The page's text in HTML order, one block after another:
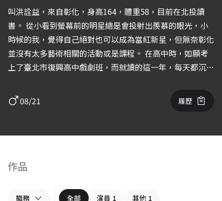
叫洪詮益，來自彰化，身高164，體重58，目前在北投讀
書。 從小看到螢幕前的明星總是會投射出羨慕的眼光，小
時候的我，覺得自己絕對也可以成為當紅新星，但無奈彰化
並沒有太多藝術相關的活動或是課程。 在高中時，如願考
上了臺北市復興高中戲劇班，而就讀的這一年，每天都沉浸
起拍影片，上傳至IG或抖音上，在抖音也有不錯的迴響，也
喜歡在室外或室內拍一些擺拍，最近也在籌劃拍攝微電影參
獲取經驗。 雖然我經歷不多，但我相信我自己，一定不會
會，一起參與此次的拍攝，也感謝您們願意給我這個機會，
08/21 履歷
作品
職務 全部 演員 1 其他 1